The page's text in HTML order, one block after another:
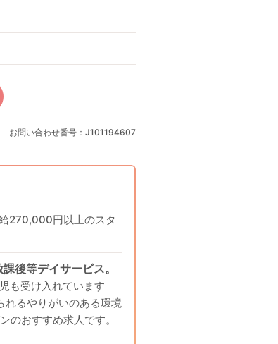
お問い合わせ番号：J101194607
270,000円以上のスタ
後等デイサービス。
も受け入れています
れるやりがいのある環境
のおすすめ求人です。